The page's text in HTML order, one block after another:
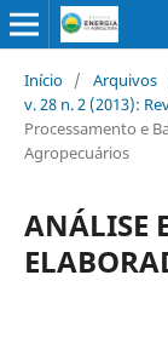
Início / Arquivos
v. 28 n. 2 (2013):
Processamento e
Agropecuários
ANÁLISE